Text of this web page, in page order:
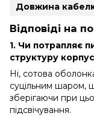
Довжина
Відповіді на
1. Чи потрапляє
структуру
Ні, сотова
суцільним шаром,
зберігаючи при
підсвічування.